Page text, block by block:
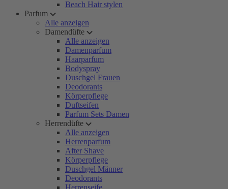
Beach Hair stylen
Parfum
Alle anzeigen
Damendüfte
Alle anzeigen
Damenparfum
Haarparfum
Bodyspray
Duschgel Frauen
Deodorants
Körperpflege
Duftseifen
Parfum Sets Damen
Herrendüfte
Alle anzeigen
Herrenparfum
After Shave
Körperpflege
Duschgel Männer
Deodorants
Herrenseife